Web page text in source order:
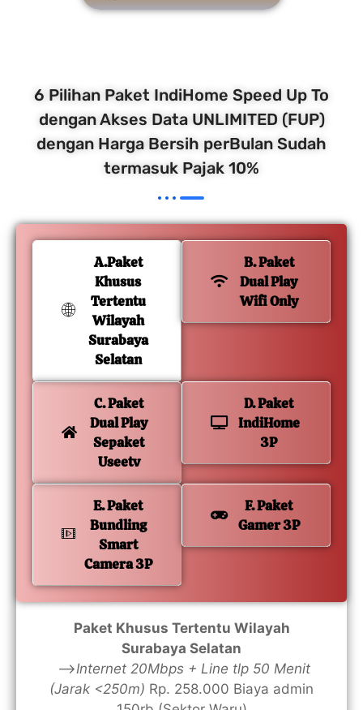
6 Pilihan Paket IndiHome Speed Up To
dengan Akses Data UNLIMITED (FUP)
dengan Harga Bersih perBulan Sudah
termasuk Pajak 10%
A.Paket
Khusus
Tertentu
Wilayah
Surabaya
Selatan
B. Paket
Dual Play
Wifi Only
C. Paket
Dual Play
Sepaket
Useetv
D. Paket
IndiHome
3P
E. Paket
Bundling
Smart
Camera 3P
F. Paket
Gamer 3P
Paket Khusus Tertentu Wilayah
Surabaya Selatan
—>Internet 20Mbps + Line tlp 50 Menit
(Jarak <250m) Rp. 258.000 Biaya admin